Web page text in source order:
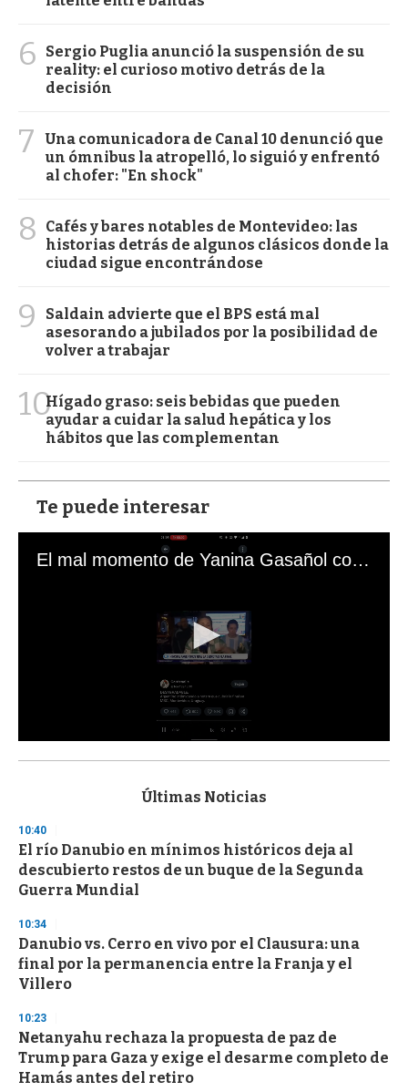
6
Sergio Puglia anunció la suspensión de su
reality: el curioso motivo detrás de la
decisión
7
Una comunicadora de Canal 10 denunció que
un ómnibus la atropelló, lo siguió y enfrentó
al chofer: "En shock"
8
Cafés y bares notables de Montevideo: las
historias detrás de algunos clásicos donde la
ciudad sigue encontrándose
9
Saldain advierte que el BPS está mal
asesorando a jubilados por la posibilidad de
volver a trabajar
10Hígado graso: seis bebidas que pueden
ayudar a cuidar la salud hepática y los
hábitos que las complementan
Te puede interesar
El mal momento de Yanina Gasañol con un hincha argentino en "Subrayado"
s
d
s
o
f
3
s
e
c
o
n
s
Últimas Noticias
10:40
El río Danubio en mínimos históricos deja al
descubierto restos de un buque de la Segunda
Guerra Mundial
10:34
Danubio vs. Cerro en vivo por el Clausura: una
final por la permanencia entre la Franja y el
Villero
10:23
Netanyahu rechaza la propuesta de paz de
Trump para Gaza y exige el desarme completo de
Hamás antes del retiro